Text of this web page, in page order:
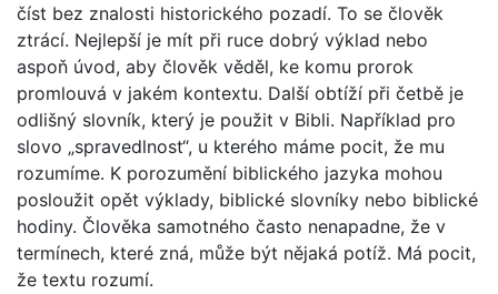
číst bez znalosti historického pozadí. To se člověk
ztrácí. Nejlepší je mít při ruce dobrý výklad nebo
aspoň úvod, aby člověk věděl, ke komu prorok
promlouvá v jakém kontextu. Další obtíží při četbě je
odlišný slovník, který je použit v Bibli. Například pro
slovo „spravedlnost“, u kterého máme pocit, že mu
rozumíme. K porozumění biblického jazyka mohou
posloužit opět výklady, biblické slovníky nebo biblické
hodiny. Člověka samotného často nenapadne, že v
termínech, které zná, může být nějaká potíž. Má pocit,
že textu rozumí.